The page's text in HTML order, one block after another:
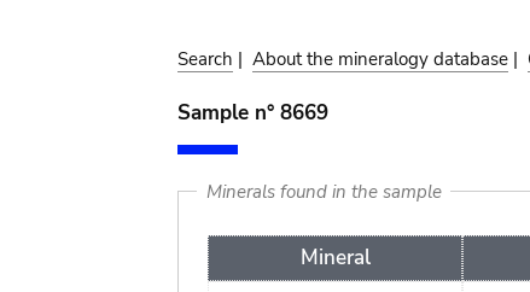
Search | About the mineralogy database |
Sample n° 8669
Minerals found in the sample
Mineral